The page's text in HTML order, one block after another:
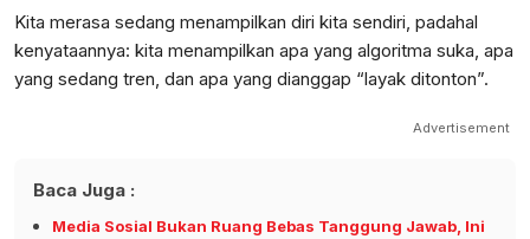
Kita merasa sedang menampilkan diri kita sendiri, padahal
kenyataannya: kita menampilkan apa yang algoritma suka, apa
yang sedang tren, dan apa yang dianggap “layak ditonton”.
Advertisement
Baca Juga :
Media Sosial Bukan Ruang Bebas Tanggung Jawab, Ini